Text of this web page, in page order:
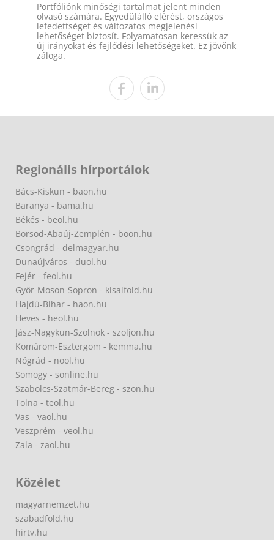
Portfóliónk minőségi tartalmat jelent minden
olvasó számára. Egyedülálló elérést, országos
lefedettséget és változatos megjelenési
lehetőséget biztosít. Folyamatosan keressük az
új irányokat és fejlődési lehetőségeket. Ez jövőnk
záloga.
Regionális hírportálok
Bács-Kiskun - baon.hu
Baranya - bama.hu
Békés - beol.hu
Borsod-Abaúj-Zemplén - boon.hu
Csongrád - delmagyar.hu
Dunaújváros - duol.hu
Fejér - feol.hu
Győr-Moson-Sopron - kisalfold.hu
Hajdú-Bihar - haon.hu
Heves - heol.hu
Jász-Nagykun-Szolnok - szoljon.hu
Komárom-Esztergom - kemma.hu
Nógrád - nool.hu
Somogy - sonline.hu
Szabolcs-Szatmár-Bereg - szon.hu
Tolna - teol.hu
Vas - vaol.hu
Veszprém - veol.hu
Zala - zaol.hu
Közélet
magyarnemzet.hu
szabadfold.hu
hirtv.hu